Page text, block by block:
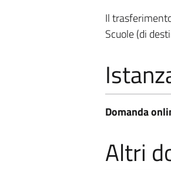
Il
Scuole (di
Domanda
Altri